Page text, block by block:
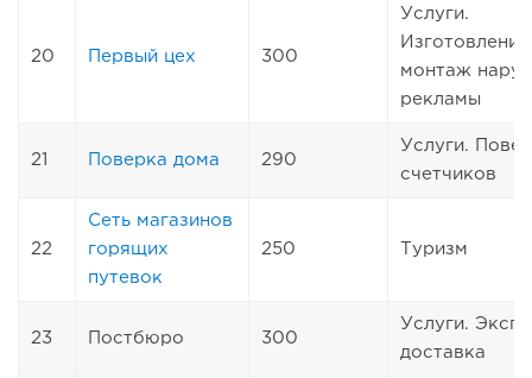
20 Первый цех 300
Услуги.
монтаж
рекламы
21 Поверка дома 290
Услуги.
счетчиков
22
Сеть магазинов
горящих
путевок
250 Туризм
23 Постбюро 300
Услуги.
доставка